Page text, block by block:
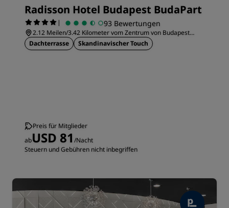
Radisson Hotel Budapest BudaPart
| 93 Bewertungen
2.12 Meilen/3.42 Kilometer vom Zentrum von Budapest
entfernt
Dachterrasse Skandinavischer Touch
Preis für Mitglieder
abUSD 81 /Nacht
Steuern und Gebühren nicht inbegriffen